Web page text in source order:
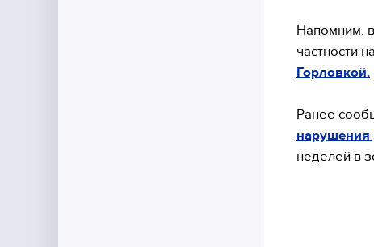
Напомним,
частности
Горловкой.
Ранее
нарушения
неделей в